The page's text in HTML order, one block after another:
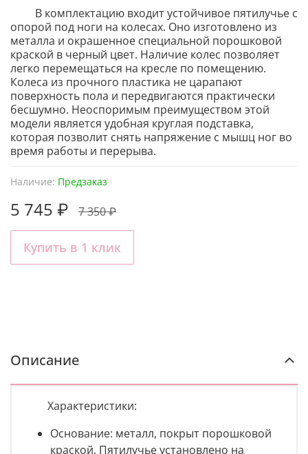
Наличие: Предзаказ
5 745 ₽ 7 350 ₽
Купить в 1 клик
В комплектацию входит устойчивое пятилучье с
опорой под ноги на колесах. Оно изготовлено из
металла и окрашенное специальной порошковой
краской в черный цвет. Наличие колес позволяет
легко перемещаться на кресле по помещению.
Колеса из прочного пластика не царапают
поверхность пола и передвигаются практически
бесшумно. Неоспоримым преимуществом этой
модели является удобная круглая подставка,
которая позволит снять напряжение с мышц ног во
время работы и перерыва.
Описание
Характеристики:
Основание: металл, покрыт порошковой
краской. Пятилучье установлено на